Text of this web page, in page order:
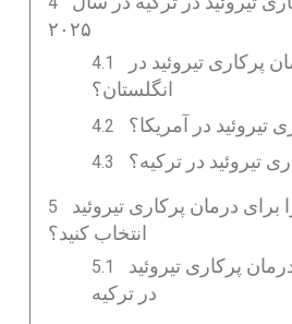
۲۰۲۵
پرکاری تیروئید در
انگلستان؟
تیروئید در آمریکا؟
تیروئید در ترکیه؟
برای درمان پرکاری تیروئید
انتخاب کنید؟
پرکاری تیروئید
در ترکیه